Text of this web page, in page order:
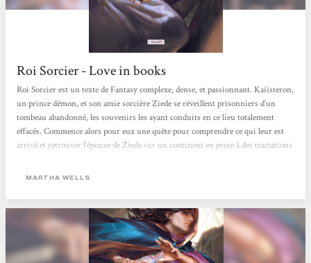
Roi Sorcier - Love in books
Roi Sorcier est un texte de Fantasy complexe, dense, et passionnant. Kaiisteron,
un prince démon, et son amie sorcière Ziede se réveillent prisonniers d’un
tombeau abandonné, les souvenirs les ayant conduits en ce lieu totalement
effacés. Commence alors pour eux une quête pour comprendre ce qui leur est
arrivé et retrouver l’épouse de Ziede sur un continent en proie à des tractations
passe du présent à des époques passées, nous donnant petit à petit des clés pour
MARTHA WELLS